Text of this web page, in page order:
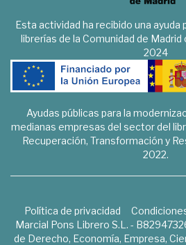
Esta actividad ha recibido una ayuda
librerías de la Comunidad de
2024
Ayudas públicas para la
medianas empresas del sector del
Recuperación, Transformación y
2022.
Política de privacidad
Marcial Pons Librero S.L. -
de Derecho, Economía, Empresa,